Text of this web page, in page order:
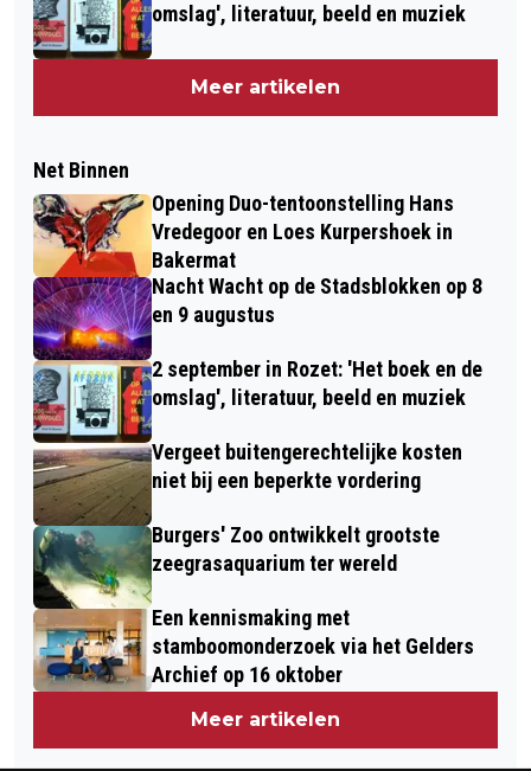
omslag', literatuur, beeld en muziek
Meer artikelen
Net Binnen
Opening Duo-tentoonstelling Hans
Vredegoor en Loes Kurpershoek in
Bakermat
Nacht Wacht op de Stadsblokken op 8
en 9 augustus
2 september in Rozet: 'Het boek en de
omslag', literatuur, beeld en muziek
Vergeet buitengerechtelijke kosten
niet bij een beperkte vordering
Burgers' Zoo ontwikkelt grootste
zeegrasaquarium ter wereld
Een kennismaking met
stamboomonderzoek via het Gelders
Archief op 16 oktober
Meer artikelen